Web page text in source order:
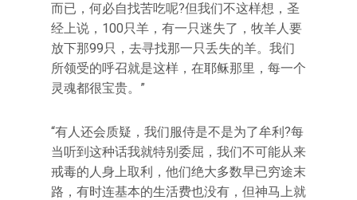
而已，何必自找苦吃呢?但我们不这样想，圣
经上说，100只羊，有一只迷失了，牧羊人要
放下那99只，去寻找那一只丢失的羊。我们
所领受的呼召就是这样，在耶稣那里，每一个
灵魂都很宝贵。”
“有人还会质疑，我们服侍是不是为了牟利?每
当听到这种话我就特别委屈，我们不可能从来
戒毒的人身上取利，他们绝大多数早已穷途末
路，有时连基本的生活费也没有，但神马上就